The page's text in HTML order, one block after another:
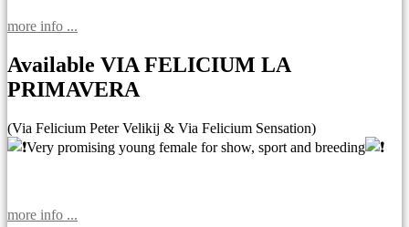
more info ...
Available VIA FELICIUM LA
PRIMAVERA
(Via Felicium Peter Velikij & Via Felicium Sensation)
Very promising young female for show, sport and breeding
more info ...